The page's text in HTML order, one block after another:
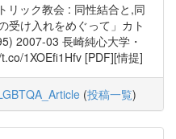
リック教会 : 同性結合と,同
受け入れをめぐって」カト
2007-03 長崎純心大学・
1XOEfi1Hfv [PDF][情提]
(投稿一覧)